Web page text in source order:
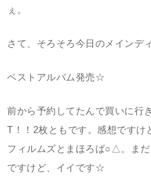
ぇ。
さて、そろそろ今日のメインデ
ベストアルバム発売☆
前から予約してたんで買いに行
T！！2枚ともです。感想ですけ
フィルムズとまほろば○△。ま
ですけど、イイです☆